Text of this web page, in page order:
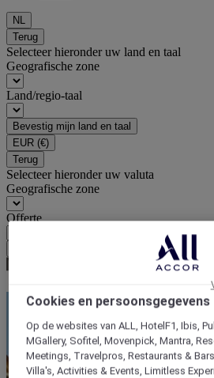
NL
Terug
Selecteer hieronder uw land en taal
Geografische zone
Land/regio-taal
Bevestig mijn land en taal
EUR (€)
Terug
Selecteer hieronder uw valuta
Geografische zone
Offerte
Cookies en persoonsgegevens
Op de websites van ALL, HotelF1, Ibis,
MGallery, Sofitel, Movenpick, Mantra,
Meetings, Travelpros, Restaurants &
Villa's, Activities & Events, Limitless